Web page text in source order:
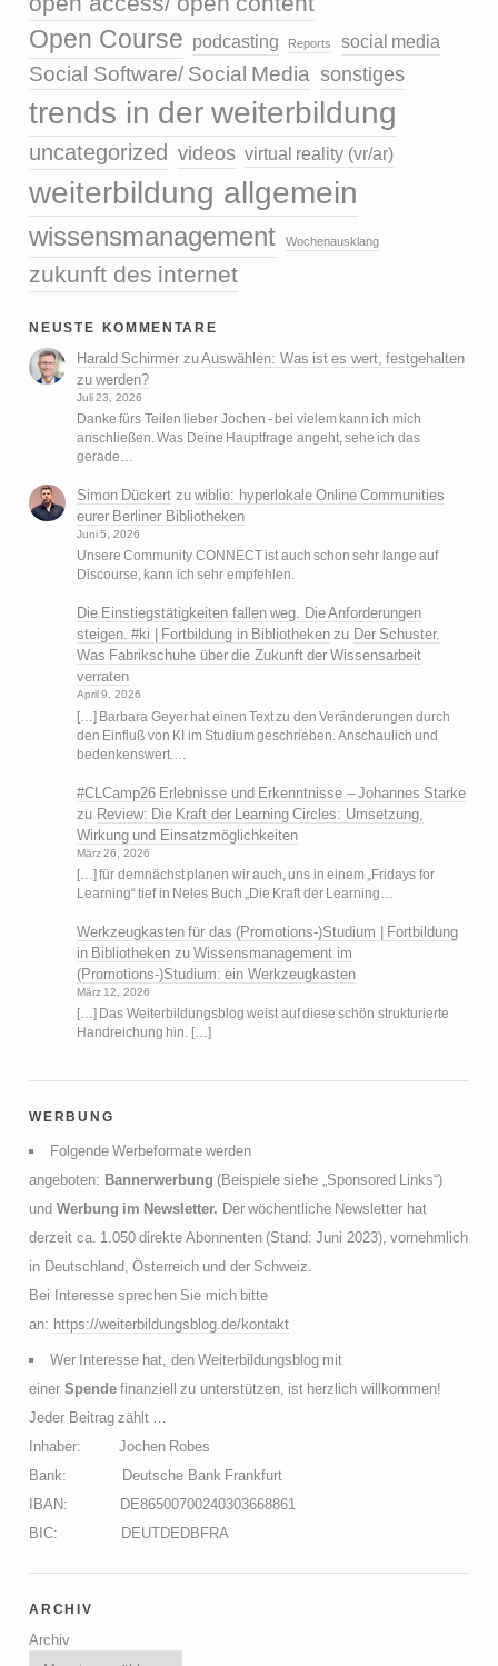
Open Course podcasting Reports social media
Social Software/ Social Media sonstiges
trends in der weiterbildung
uncategorized videos virtual reality (vr/ar)
weiterbildung allgemein
wissensmanagement Wochenausklang
zukunft des internet
neuste kommentare
Harald Schirmer zuAuswählen: Was ist es wert, festgehalten
zu werden?
Juli 23, 2026
Danke fürs Teilen lieber Jochen - bei vielem kann ich mich
anschließen. Was Deine Hauptfrage angeht, sehe ich das
gerade…
Simon Dückert zuwiblio: hyperlokale Online Communities
eurer Berliner Bibliotheken
Juni 5, 2026
Unsere Community CONNECT ist auch schon sehr lange auf
Discourse, kann ich sehr empfehlen.
Die Einstiegstätigkeiten fallen weg. Die Anforderungen
steigen. #ki | Fortbildung in Bibliothekenzu Der Schuster.
Was Fabrikschuhe über die Zukunft der Wissensarbeit
verraten
April 9, 2026
[…] Barbara Geyer hat einen Text zu den Veränderungen durch
den Einfluß von KI im Studium geschrieben. Anschaulich und
bedenkenswert.…
#CLCamp26 Erlebnisse und Erkenntnisse – Johannes Starke
zu Review: Die Kraft der Learning Circles: Umsetzung,
Wirkung und Einsatzmöglichkeiten
März 26, 2026
[…] für demnächst planen wir auch, uns in einem „Fridays for
Learning“ tief in Neles Buch „Die Kraft der Learning…
Werkzeugkasten für das (Promotions-)Studium | Fortbildung
in Bibliotheken zuWissensmanagement im
(Promotions-)Studium: ein Werkzeugkasten
März 12, 2026
[…] Das Weiterbildungsblog weist auf diese schön strukturierte
Handreichung hin. […]
werbung
Folgende Werbeformate werden
angeboten: Bannerwerbung (Beispiele siehe „Sponsored Links“)
und Werbung im Newsletter. Der wöchentliche Newsletter hat
derzeit ca. 1.050 direkte Abonnenten (Stand: Juni 2023), vornehmlich
in Deutschland, Österreich und der Schweiz.
Bei Interesse sprechen Sie mich bitte
an: https://weiterbildungsblog.de/kontakt
Wer Interesse hat, den Weiterbildungsblog mit
einer Spendefinanziell zu unterstützen, ist herzlich willkommen!
Jeder Beitrag zählt …
Inhaber: Jochen Robes
Bank: Deutsche Bank Frankfurt
IBAN: DE86500700240303668861
BIC: DEUTDEDBFRA
archiv
Archiv